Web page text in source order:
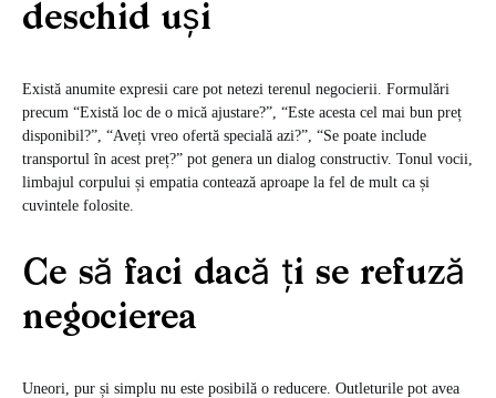
deschid uși
Există anumite expresii care pot netezi terenul negocierii. Formulări
precum “Există loc de o mică ajustare?”, “Este acesta cel mai bun preț
disponibil?”, “Aveți vreo ofertă specială azi?”, “Se poate include
transportul în acest preț?” pot genera un dialog constructiv. Tonul vocii,
limbajul corpului și empatia contează aproape la fel de mult ca și
cuvintele folosite.
Ce să faci dacă ți se refuză
negocierea
Uneori, pur și simplu nu este posibilă o reducere. Outleturile pot avea